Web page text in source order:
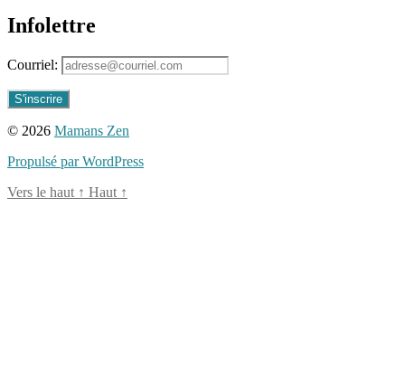
Infolettre
Courriel:
© 2026 Mamans Zen
Propulsé par WordPress
Vers le haut ↑ Haut ↑